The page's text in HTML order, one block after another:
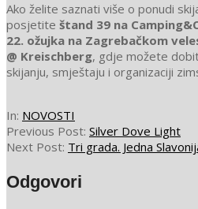
Ako želite saznati više o ponudi
posjetite štand 39 na
22. ožujka na Zagrebačkom
@ Kreischberg, gdje možete
skijanju, smještaju i organizaciji
2026-
03-
15
In: NOVOSTI
Previous Post: Silver Dove Light
Next Post: Tri grada. Jedna
Odgovori